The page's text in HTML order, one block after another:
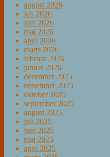
august 2026
juli 2026
juni 2026
maj 2026
april 2026
marts 2026
februar 2026
januar 2026
december 2025
november 2025
oktober 2025
september 2025
august 2025
juli 2025
juni 2025
maj 2025
april 2025